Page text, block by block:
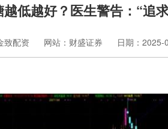
低越好？医生警告：“追
致配资 网站：财盛证券 日期：